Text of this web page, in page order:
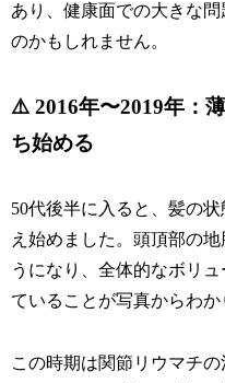
あり、健康面での大きな問
のかもしれません。
⚠️ 2016年〜2019年：
ち始める
50代後半に入ると、髪の
え始めました。頭頂部の地
うになり、全体的なボリ
ていることが写真からわか
この時期は関節リウマチ